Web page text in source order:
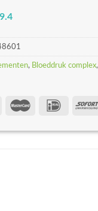
9.4
, Bloeddruk complex,